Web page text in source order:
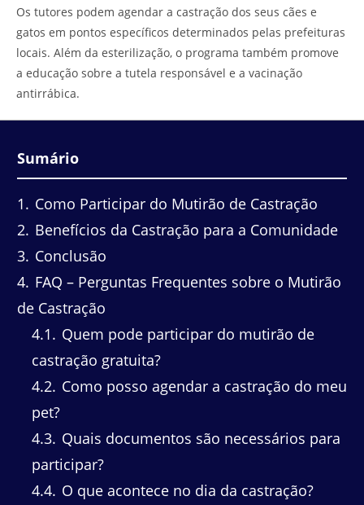
Os tutores podem agendar a castração dos seus cães e
gatos em pontos específicos determinados pelas prefeituras
locais. Além da esterilização, o programa também promove
a educação sobre a tutela responsável e a vacinação
antirrábica.
Sumário
1
Como Participar do Mutirão de Castração
2 Benefícios da Castração para a Comunidade
3 Conclusão
4 FAQ – Perguntas Frequentes sobre o Mutirão
de Castração
4.1
Quem pode participar do mutirão de
castração gratuita?
4.2 Como posso agendar a castração do meu
pet?
4.3 Quais documentos são necessários para
participar?
4.4 O que acontece no dia da castração?